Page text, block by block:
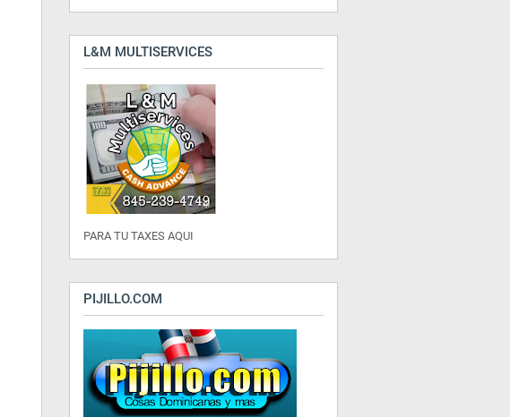
L&M MULTISERVICES
PARA TU TAXES AQUI
PIJILLO.COM